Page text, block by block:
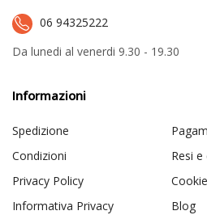
06 94325222
Da lunedi al venerdi 9.30 - 19.30
Informazioni
Spedizione
Condizioni
Resi
Privacy Policy
Informativa Privacy
Blog